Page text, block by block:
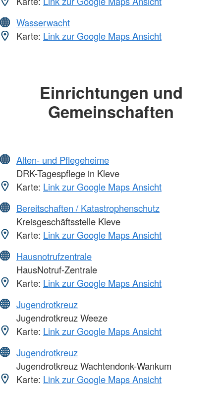
Wasserwacht
Karte: Link zur Google Maps Ansicht
Einrichtungen und
Gemeinschaften
Alten- und Pflegeheime
DRK-Tagespflege in Kleve
Karte: Link zur Google Maps Ansicht
Bereitschaften / Katastrophenschutz
Kreisgeschäftsstelle Kleve
Karte: Link zur Google Maps Ansicht
Hausnotrufzentrale
HausNotruf-Zentrale
Karte: Link zur Google Maps Ansicht
Jugendrotkreuz
Jugendrotkreuz Weeze
Karte: Link zur Google Maps Ansicht
Jugendrotkreuz
Jugendrotkreuz Wachtendonk-Wankum
Karte: Link zur Google Maps Ansicht